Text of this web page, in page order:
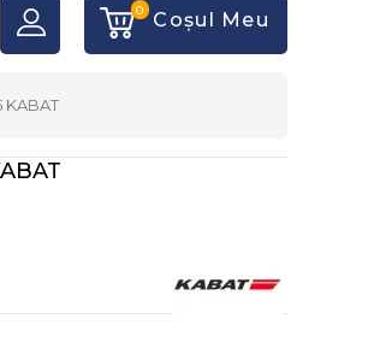
0 Coşul Meu
KABAT